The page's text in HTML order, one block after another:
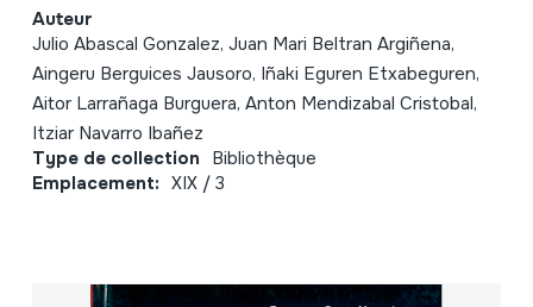
Auteur
Julio Abascal Gonzalez, Juan Mari Beltran Argiñena,
Aingeru Berguices Jausoro, Iñaki Eguren Etxabeguren,
Aitor Larrañaga Burguera, Anton Mendizabal Cristobal,
Itziar Navarro Ibañez
Type de collection Bibliothèque
Emplacement: XIX / 3